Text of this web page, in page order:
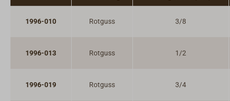
1996-010 Rotguss 3/8
1996-013 Rotguss 1/2
1996-019 Rotguss 3/4